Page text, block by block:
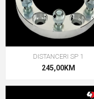
DISTANCERI SP 1
245,00KM